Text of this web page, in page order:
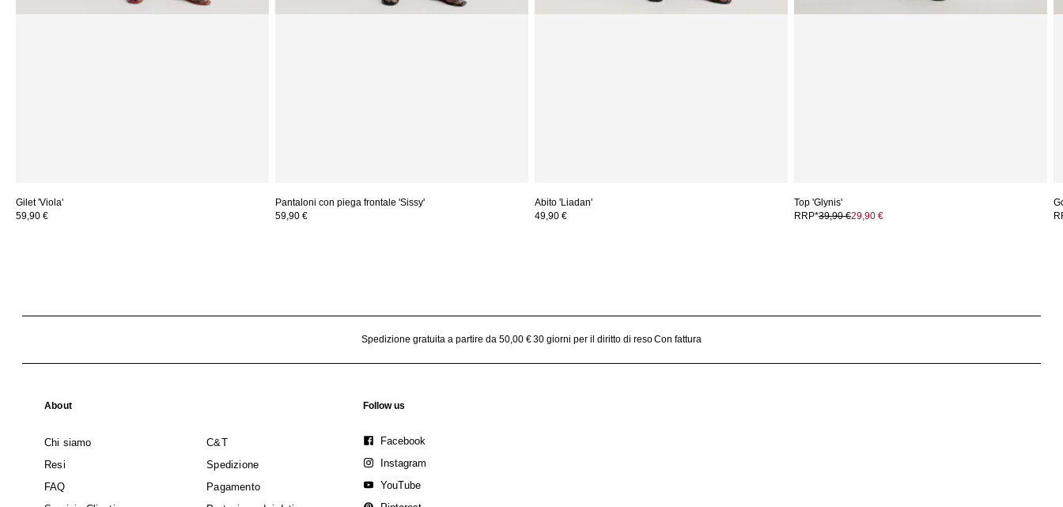
Gilet 'Viola'
59,90 €
Pantaloni con piega frontale 'Sissy'
59,90 €
Abito 'Liadan'
49,90 €
Top 'Glynis'
RRP*39,90 €29,90 €
Spedizione gratuita a partire da 50,00 €30 giorni per il diritto di resoCon fattura
About
Chi siamo
C&T
Resi
Spedizione
FAQ
Pagamento
Follow us
Facebook
Instagram
YouTube